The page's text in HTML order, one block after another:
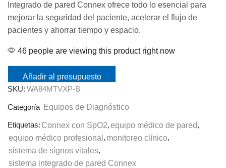
Integrado de pared Connex ofrece todo lo esencial para
mejorar la seguridad del paciente, acelerar el flujo de
pacientes y ahorrar tiempo y espacio.
46 people are viewing this product right now
Añadir al presupuesto
SKU: WA84MTVXP-B
Categoría Equipos de Diagnóstico
Etiquetas: Connex con SpO2,equipo médico de pared,
equipo médico profesional , monitoreo clínico,
sistema de signos vitales,
sistema integrado de pared Connex